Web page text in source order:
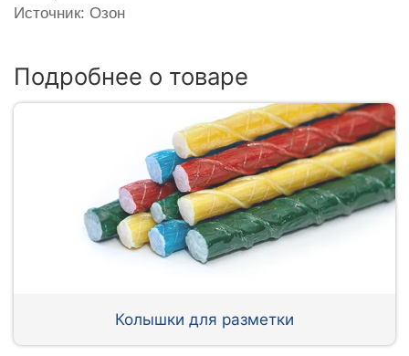
Источник: Озон
Подробнее о товаре
Колышки для разметки